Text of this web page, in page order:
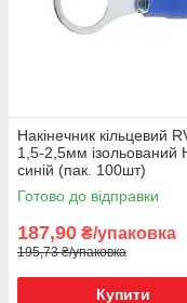
Накінечник кільцевий
1,5-2,5мм ізольований
синій (пак. 100шт)
Готово до відправки
187,90 ₴/упаковка
195,73 ₴/упаковка
Купити